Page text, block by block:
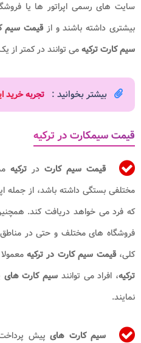
سایت های رسمی اپراتور ها یا
بیشتری داشته باشند و ازقیمت سیم
سیم کارت ترکیهمی توانند در کمتر از
بیشتر بخوانید : تجربه خرید
قیمت سیمکارت در ترکیه
قیمت سیم کارت در ترکیه
مختلفی بستگی داشته باشد، از جمله
که فرد می خواهد دریافت کند.
فروشگاه های مختلف و حتی در
کلی،قیمت سیم کارت در ترکیه
ترکیه، افراد می توانند سیم کارت های
نمایند.
سیم کارت هایپیش پرداخت